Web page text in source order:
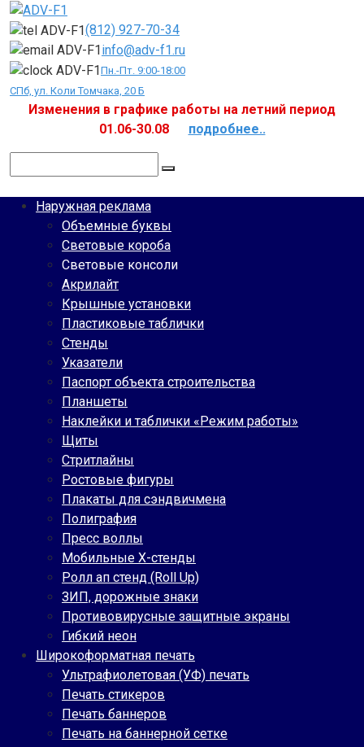
Перейти
контенту
(812) 927-70-34
info@adv-f1.ru
Пн.-Пт. 9:00-18:00
СПб, ул. Коли Томчака, 20 Б
Изменения в графике работы на летний период
01.06-30.08 подробнее..
Наружная реклама
Объемные буквы
Световые короба
Световые консоли
Акрилайт
Крышные установки
Пластиковые таблички
Стенды
Указатели
Паспорт объекта строительства
Планшеты
Наклейки и таблички «Режим работы»
Щиты
Стритлайны
Ростовые фигуры
Плакаты для сэндвичмена
Полиграфия
Пресс воллы
Мобильные Х-стенды
Ролл ап стенд (Roll Up)
ЗИП, дорожные знаки
Противовирусные защитные экраны
Гибкий неон
Широкоформатная печать
Ультрафиолетовая (УФ) печать
Печать стикеров
Печать баннеров
Печать на баннерной сетке